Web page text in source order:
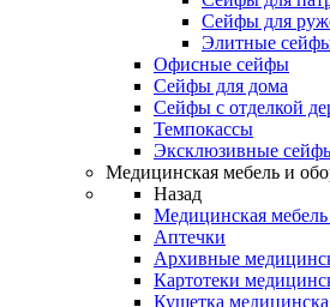
Сейфы для
Элитные
Офисные сейфы
Сейфы для дома
Сейфы с отделкой
Темпокассы
Эксклюзивные
Медицинская мебель и
Назад
Медицинская
Аптечки
Архивные
Картотеки
Кушетка